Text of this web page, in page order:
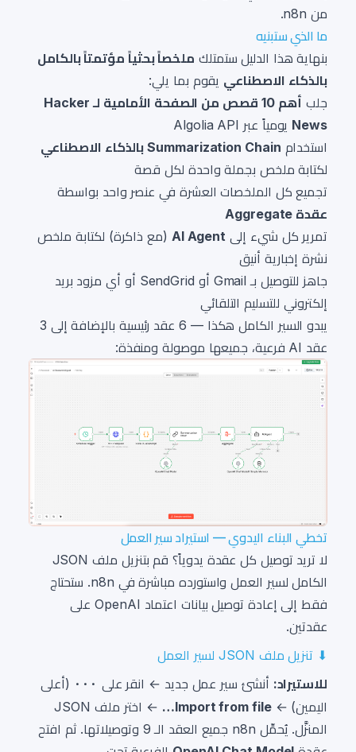
من n8n.
ما الذي ستبنيه
بنهاية هذا الدليل ستمتلك ملخصاً بحثياً مؤتمتاً بالكامل
بالذكاء الاصطناعي يقوم بما يلي:
جلب
أهم 10 قصص من الصفحة الأمامية لـ Hacker
News يومياً عبر Algolia API
استخدام Summarization Chain بالذكاء الاصطناعي
لكتابة ملخص بجملة واحدة لكل قصة
تجميع كل الملخصات العشرة في عنصر واحد بواسطة
عقدة Aggregate
تمرير كل شيء إلى AI Agent (مع ذاكرة) لكتابة ملخص
نشرة إخبارية أنيق
جاهز للتوصيل بـ Gmail أو SendGrid أو أي مزود بريد
إلكتروني للتسليم التلقائي
يبدو السير الكامل هكذا — 6 عقد رئيسية بالإضافة إلى 3
عقد AI فرعية، جميعها موصولة ومنفذة:
تخطي البناء اليدوي — استيراد سير العمل
لا تريد توصيل كل عقدة يدوياً؟ قم بتنزيل ملف JSON
الكامل لسير العمل واستورده مباشرة في n8n. ستحتاج
فقط إلى إعادة توصيل بيانات اعتماد OpenAI على
عقدتين.
⬇ تنزيل ملف JSON لسير العمل
للاستيراد: أنشئ سير عمل جديد ← انقر على ··· (أعلى
اليمين) ←Import from file…
← اختر ملف JSON
المنزَّل. يُحمِّل n8n جميع العقد الـ 9 وتوصيلاتها. ثم افتح